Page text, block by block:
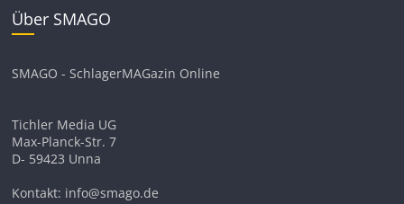
Über SMAGO
SMAGO - SchlagerMAGazin Online
Tichler Media UG
Max-Planck-Str. 7
D- 59423 Unna
Kontakt: info@smago.de